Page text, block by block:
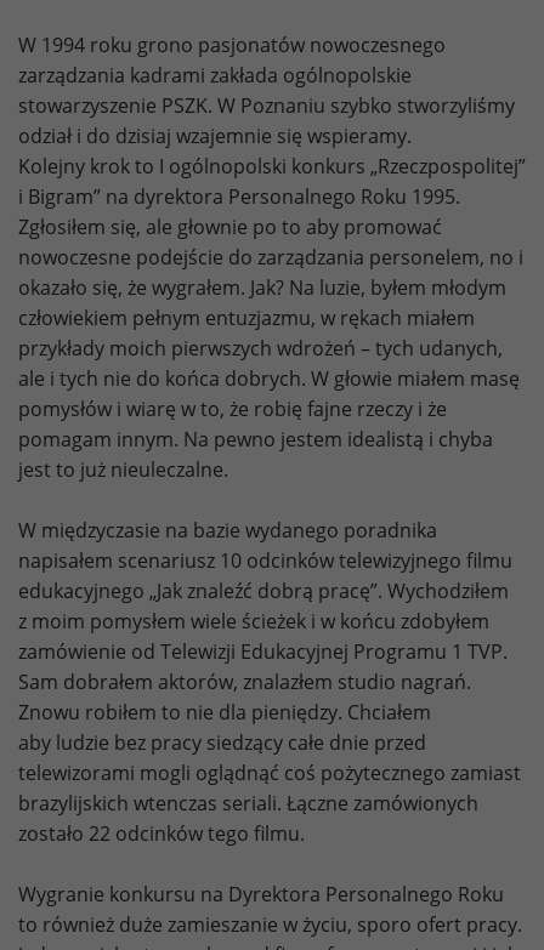
W 1994 roku grono pasjonatów nowoczesnego
zarządzania kadrami zakłada ogólnopolskie
stowarzyszenie PSZK. W Poznaniu szybko stworzyliśmy
odział i do dzisiaj wzajemnie się wspieramy.
Kolejny krok to I ogólnopolski konkurs „Rzeczpospolitej”
i Bigram” na dyrektora Personalnego Roku 1995.
Zgłosiłem się, ale głownie po to aby promować
nowoczesne podejście do zarządzania personelem, no i
okazało się, że wygrałem. Jak? Na luzie, byłem młodym
człowiekiem pełnym entuzjazmu, w rękach miałem
przykłady moich pierwszych wdrożeń – tych udanych,
ale i tych nie do końca dobrych. W głowie miałem masę
pomysłów i wiarę w to, że robię fajne rzeczy i że
pomagam innym. Na pewno jestem idealistą i chyba
jest to już nieuleczalne.
W międzyczasie na bazie wydanego poradnika
napisałem scenariusz 10 odcinków telewizyjnego filmu
edukacyjnego „Jak znaleźć dobrą pracę”. Wychodziłem
z moim pomysłem wiele ścieżek i w końcu zdobyłem
zamówienie od Telewizji Edukacyjnej Programu 1 TVP.
Sam dobrałem aktorów, znalazłem studio nagrań.
Znowu robiłem to nie dla pieniędzy. Chciałem
aby ludzie bez pracy siedzący całe dnie przed
telewizorami mogli oglądnąć coś pożytecznego zamiast
brazylijskich wtenczas seriali. Łączne zamówionych
zostało 22 odcinków tego filmu.
Wygranie konkursu na Dyrektora Personalnego Roku
to również duże zamieszanie w życiu, sporo ofert pracy.